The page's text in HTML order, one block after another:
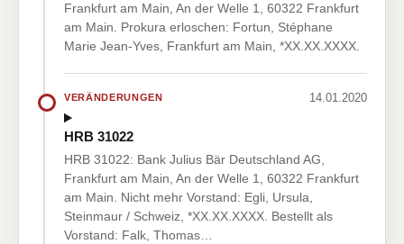
Frankfurt am Main, An der Welle 1, 60322 Frankfurt
am Main. Prokura erloschen: Fortun, Stéphane
Marie Jean-Yves, Frankfurt am Main, *XX.XX.XXXX.
VERÄNDERUNGEN 14.01.2020
HRB 31022
HRB 31022: Bank Julius Bär Deutschland AG,
Frankfurt am Main, An der Welle 1, 60322 Frankfurt
am Main. Nicht mehr Vorstand: Egli, Ursula,
Steinmaur / Schweiz, *XX.XX.XXXX. Bestellt als
Vorstand: Falk, Thomas…